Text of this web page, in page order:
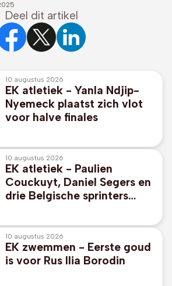
Deel dit artikel
10 augustus 2026
EK atletiek - Yanla Ndjip-
Nyemeck plaatst zich vlot
voor halve finales
10 augustus 2026
EK atletiek - Paulien
Couckuyt, Daniel Segers en
drie Belgische sprinters
EK
10 augustus 2026
EK zwemmen - Eerste goud
is voor Rus Ilia Borodin